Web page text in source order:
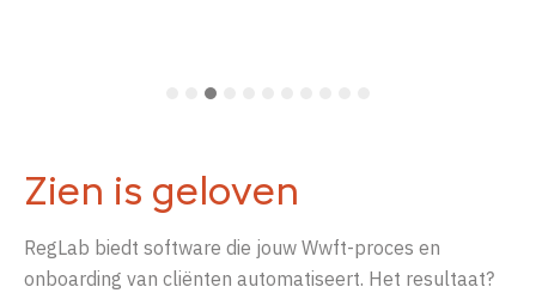
Zien is geloven
RegLab biedt software die jouw Wwft-proces en
onboarding van cliënten automatiseert. Het resultaat?